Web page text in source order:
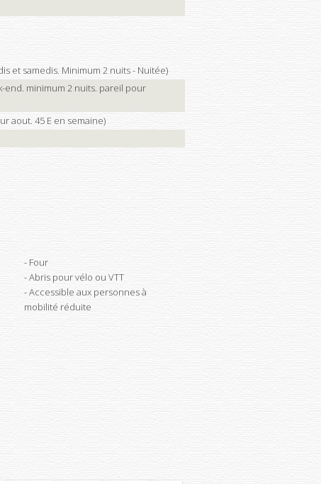
et samedis. Minimum 2 nuits - Nuitée)
end. minimum 2 nuits. pareil pour
aout. 45 E en semaine)
Four
Abris pour vélo ou VTT
Accessible aux personnes à
mobilité réduite